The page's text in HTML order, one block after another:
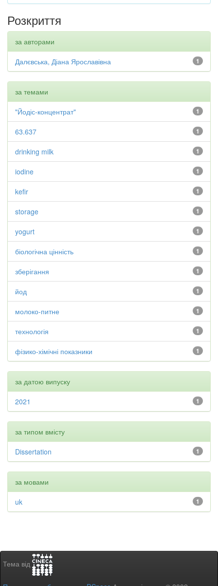
Розкриття
за авторами
1
Далєвська, Діана Ярославівна
за темами
1
"Йодіс-концентрат"
1
63.637
1
drinking milk
1
iodine
1
kefir
1
storage
1
yogurt
1
біологічна цінність
1
зберігання
1
йод
1
молоко-питне
1
технологія
1
фізико-хімічні показники
за датою випуску
1
2021
за типом вмісту
1
Dissertation
за мовами
1
uk
Тема від